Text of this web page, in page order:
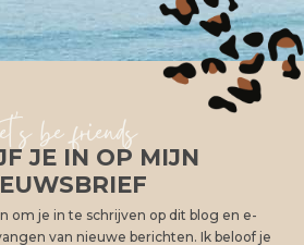
be friends
JE IN OP MIJN
om je in te schrijven op dit blog en e-
van nieuwe berichten. Ik beloof je